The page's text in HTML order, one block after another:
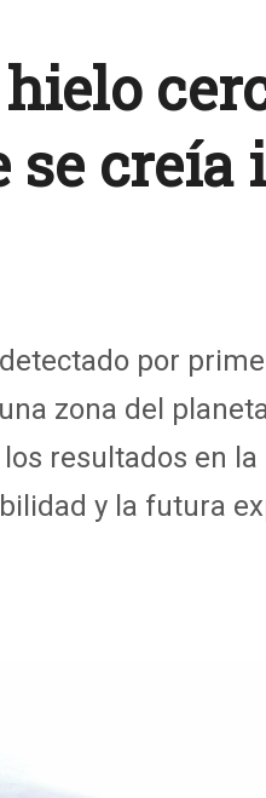
se creía
por
zona del
resultados en la
y la futura